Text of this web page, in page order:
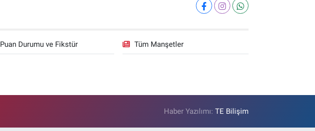
Puan Durumu ve Fikstür Tüm Manşetler
Haber Yazılımı:TE Bilişim